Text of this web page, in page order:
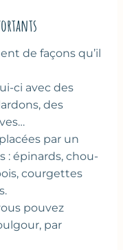
de façons qu’il
ci avec des
des
par un
: épinards, chou-
courgettes
pouvez
par